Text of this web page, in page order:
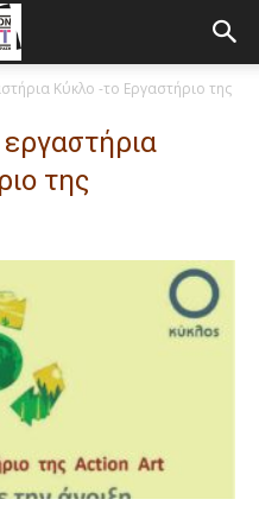
Κύκλο -το Εργαστήριο της
εργαστήρια
της